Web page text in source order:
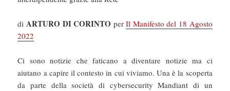
di ARTURO DI CORINTO perIl Manifesto del 18 Agosto
2022
Ci sono notizie che faticano a diventare notizie ma ci
aiutano a capire il contesto in cui viviamo. Una è la scoperta
da parte della società di cybersecurity Mandiant di un